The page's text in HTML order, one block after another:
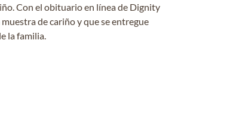
Con el obituario en línea de Dignity
de cariño y que se entregue
la familia.